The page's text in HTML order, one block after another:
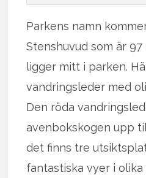
Parkens namn
Stenshuvud som är
ligger mitt i parken.
vandringsleder med
Den röda
avenbokskogen upp
det finns tre
fantastiska vyer i